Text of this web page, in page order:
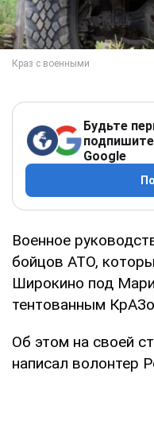
Будьте
Google
Военное
бойцов АТО,
Широкино под
тентованным
Об этом на своей
написал волонтер